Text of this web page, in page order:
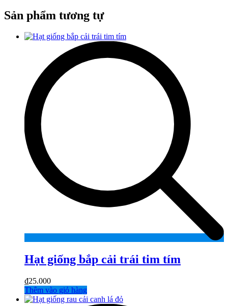
Sản phẩm tương tự
Hạt giống bắp cải trái tim tím
₫25.000
Thêm vào giỏ hàng